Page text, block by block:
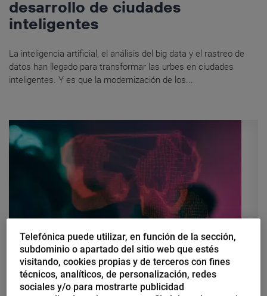
desarrollo de ciudades
inteligentes
La inteligencia artificial, el análisis del big data y el rastreo de
datos han llegado para transformar las urbes en ciudades
inteligentes. Y es que la modernización de los...
Carlos Rebato
Arte y tecnología: ¿la
Telefónica puede utilizar, en función de la sección,
subdominio o apartado del sitio web que estés
visitando, cookies propias y de terceros con fines
técnicos, analíticos, de personalización, redes
sociales y/o para mostrarte publicidad